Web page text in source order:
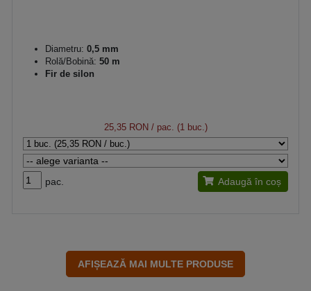
Diametru: 0,5 mm
Rolă/Bobină: 50 m
Fir de silon
25,35 RON / pac. (1 buc.)
pac. Adaugă în coș